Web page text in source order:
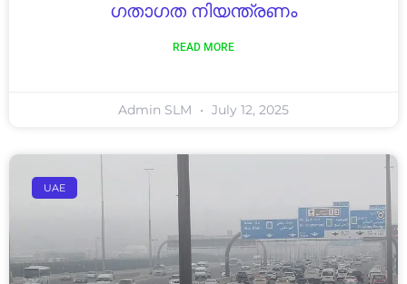
ഗതാഗത നിയന്ത്രണം
READ MORE
Admin SLM July 12, 2025
UAE